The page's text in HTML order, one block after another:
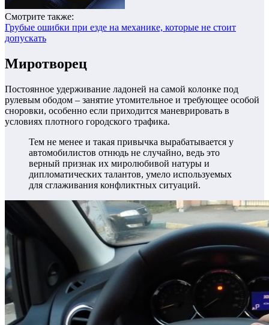
Смотрите также:
Грубые ошибки при езде на механике, которые не стоит
допускать
Миротворец
Постоянное удерживание ладоней на самой колонке под
рулевым ободом – занятие утомительное и требующее особой
сноровки, особенно если приходится маневрировать в
условиях плотного городского трафика.
Тем не менее и такая привычка вырабатывается у
автомобилистов отнюдь не случайно, ведь это
верный признак их миролюбивой натуры и
дипломатических талантов, умело используемых
для сглаживания конфликтных ситуаций.